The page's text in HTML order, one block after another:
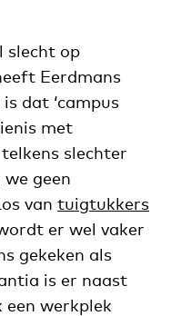
slecht op
Eerdmans
dat ‘campus
met
slechter
geen
van tuigtukkers
er wel vaker
gekeken als
is er naast
werkplek